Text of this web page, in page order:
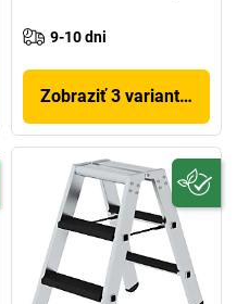
9-10 dni
Zobraziť 3 variantov